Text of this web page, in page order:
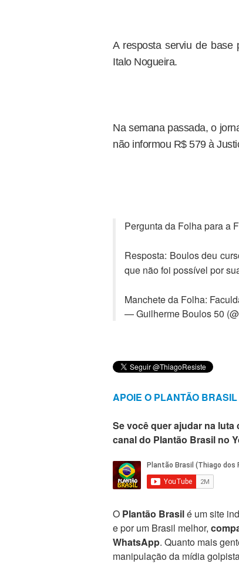
A resposta serviu de base
Italo Nogueira.
Na semana passada, o
não informou R$ 579 à
Pergunta da Folha para a
Resposta: Boulos deu
que não foi possível por
Manchete da Folha:
— Guilherme Boulos 50
APOIE O PLANTÃO
Se você quer ajudar na
canal do Plantão Brasil no
O Plantão Brasilé um site
e por um Brasil melhor,
WhatsApp. Quanto mais
manipulação da mídia